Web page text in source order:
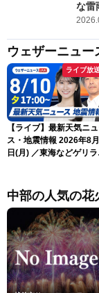
な雷
ウェザーニュー
ライブ放
【ライブ】最新天気ニ
ス・地震情報 2026年8
日(月) ／東海などゲリラ
ュースLiVEイブニング・
木結衣／宇野沢達也〉
中部の人気の花